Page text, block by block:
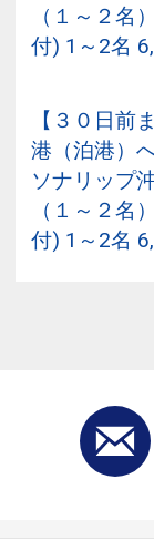
（１～２名
付) 1～2名
【３０日前
港（泊港）
ソナリップ
（１～２名
付) 1～2名